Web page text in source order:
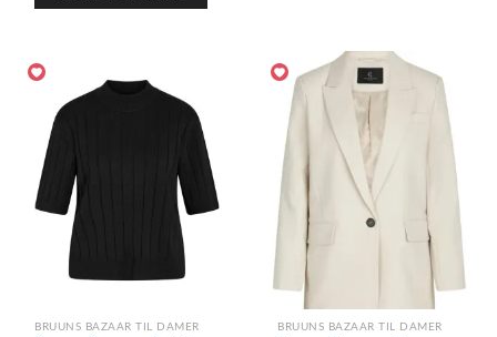
BRUUNS BAZAAR TIL DAMER BRUUNS BAZAAR TIL DAMER